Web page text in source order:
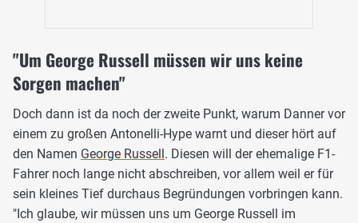
"Um George Russell müssen wir uns keine
Sorgen machen"
Doch dann ist da noch der zweite Punkt, warum Danner vor
einem zu großen Antonelli-Hype warnt und dieser hört auf
den Namen George Russell . Diesen will der ehemalige F1-
Fahrer noch lange nicht abschreiben, vor allem weil er für
sein kleines Tief durchaus Begründungen vorbringen kann.
"Ich glaube, wir müssen uns um George Russell im